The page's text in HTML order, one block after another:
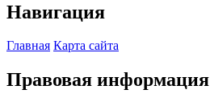
Навигация
Главная Карта сайта
Правовая информация